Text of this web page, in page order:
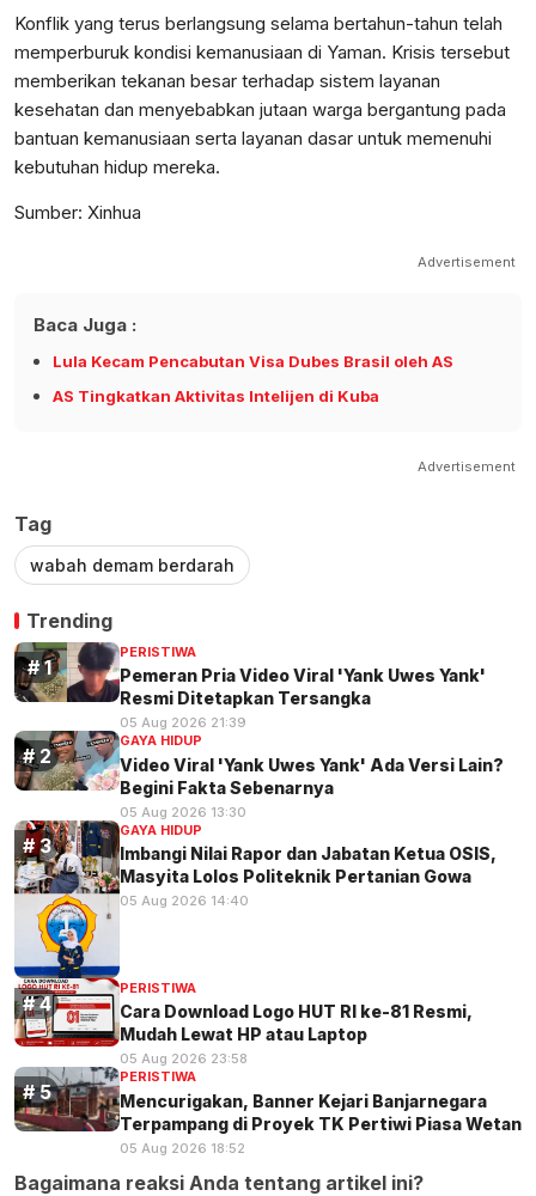
Konflik yang terus berlangsung selama bertahun-tahun telah
memperburuk kondisi kemanusiaan di Yaman. Krisis tersebut
memberikan tekanan besar terhadap sistem layanan
kesehatan dan menyebabkan jutaan warga bergantung pada
bantuan kemanusiaan serta layanan dasar untuk memenuhi
kebutuhan hidup mereka.
Sumber: Xinhua
Advertisement
Baca Juga :
Lula Kecam Pencabutan Visa Dubes Brasil oleh AS
AS Tingkatkan Aktivitas Intelijen di Kuba
Advertisement
Tag
wabah demam berdarah
Trending
PERISTIWA
Pemeran Pria Video Viral 'Yank Uwes Yank'
Resmi Ditetapkan Tersangka
05 Aug 2026 21:39
GAYA HIDUP
Video Viral 'Yank Uwes Yank' Ada Versi Lain?
Begini Fakta Sebenarnya
05 Aug 2026 13:30
GAYA HIDUP
Imbangi Nilai Rapor dan Jabatan Ketua OSIS,
Masyita Lolos Politeknik Pertanian Gowa
05 Aug 2026 14:40
PERISTIWA
Cara Download Logo HUT RI ke-81 Resmi,
Mudah Lewat HP atau Laptop
05 Aug 2026 23:58
PERISTIWA
Mencurigakan, Banner Kejari Banjarnegara
Terpampang di Proyek TK Pertiwi Piasa Wetan
05 Aug 2026 18:52
Bagaimana reaksi Anda tentang artikel ini?